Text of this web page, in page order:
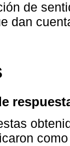
de
dan